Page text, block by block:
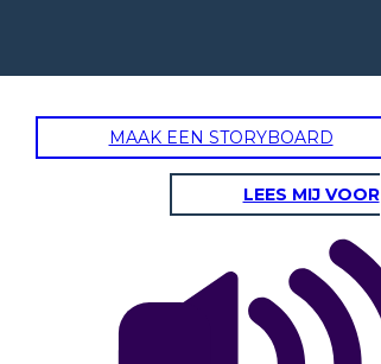
MAAK EEN STORYBOARD
LEES MIJ VOOR